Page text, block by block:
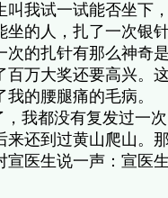
叫我试一试能否坐下
坐的人，扎了一次银
次的扎针有那么神奇
百万大奖还要高兴。
的腰腿痛的毛病。
我都没有复发过一
来还到过黄山爬山。
宣医生说一声：宣医